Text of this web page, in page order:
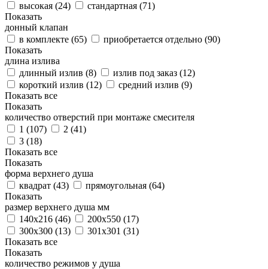
высокая (24) стандартная (71)
Показать
донный клапан
в комплекте (65) приобретается отдельно (90)
Показать
длина излива
длинный излив (8) излив под заказ (12)
короткий излив (12) средний излив (9)
Показать все
Показать
количество отверстий при монтаже смесителя
1 (107) 2 (41)
3 (18)
Показать все
Показать
форма верхнего душа
квадрат (43) прямоугольная (64)
Показать
размер верхнего душа мм
140x216 (46) 200x550 (17)
300x300 (13) 301x301 (31)
Показать все
Показать
количество режимов у душа